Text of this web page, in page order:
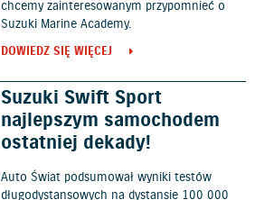
chcemy zainteresowanym przypomnieć o
Suzuki Marine Academy.
DOWIEDZ SIĘ WIĘCEJ
Suzuki Swift Sport
najlepszym samochodem
ostatniej dekady!
Auto Świat podsumował wyniki testów
długodystansowych na dystansie 100 000